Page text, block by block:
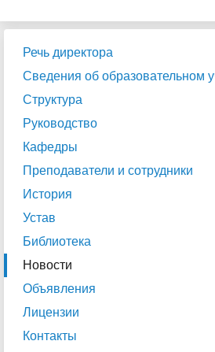
Речь директора
Сведения об образовательном
Структура
Руководство
Кафедры
Преподаватели и сотрудники
История
Устав
Библиотека
Новости
Объявления
Лицензии
Контакты